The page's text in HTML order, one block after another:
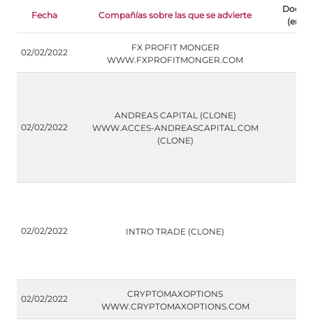
Fecha Compañías sobre las que se advierte
(en
02/02/2022
FX PROFIT MONGER
WWW.FXPROFITMONGER.COM
02/02/2022
ANDREAS CAPITAL (CLONE)
WWW.ACCES-ANDREASCAPITAL.COM
(CLONE)
02/02/2022 INTRO TRADE (CLONE)
02/02/2022
CRYPTOMAXOPTIONS
WWW.CRYPTOMAXOPTIONS.COM